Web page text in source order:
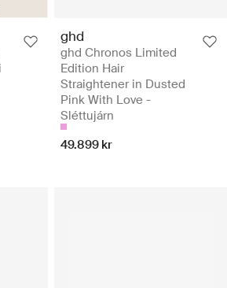
ghd
ghd Chronos Limited
Edition Hair
Straightener in Dusted
Pink With Love -
Sléttujárn
49.899 kr